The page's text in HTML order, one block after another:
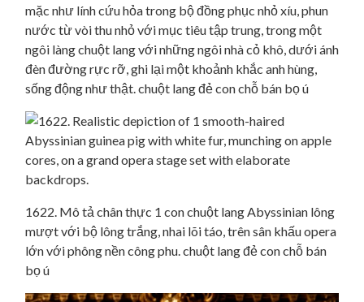
mặc như lính cứu hỏa trong bộ đồng phục nhỏ xíu, phun
nước từ vòi thu nhỏ với mục tiêu tập trung, trong một
ngôi làng chuột lang với những ngôi nhà cỏ khô, dưới ánh
đèn đường rực rỡ, ghi lại một khoảnh khắc anh hùng,
sống động như thật. chuột lang đẻ con chỗ bán bọ ú
1622. Mô tả chân thực 1 con chuột lang Abyssinian lông
mượt với bộ lông trắng, nhai lõi táo, trên sân khấu opera
lớn với phông nền công phu. chuột lang đẻ con chỗ bán
bọ ú